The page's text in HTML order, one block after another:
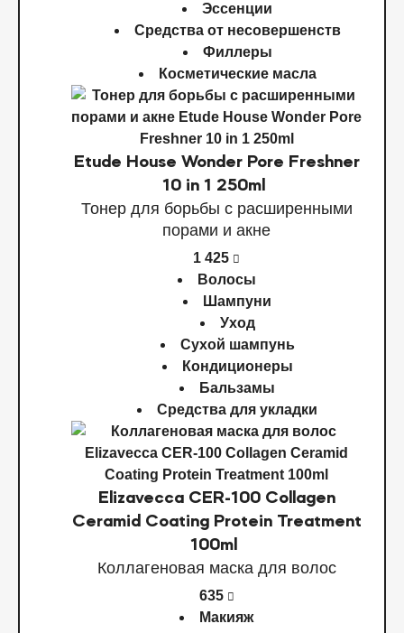
Эссенции
Средства от несовершенств
Филлеры
Косметические масла
Etude House Wonder Pore Freshner
10 in 1 250ml
Тонер для борьбы с расширенными
порами и акне
1 425
Волосы
Шампуни
Уход
Сухой шампунь
Кондиционеры
Бальзамы
Средства для укладки
Elizavecca CER-100 Collagen
Ceramid Coating Protein Treatment
100ml
Коллагеновая маска для волос
635
Макияж